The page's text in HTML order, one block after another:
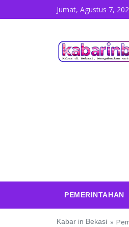
Skip to contentJumat, Agustus 7,
PEMERINTAHAN
Kabar in Bekasi »